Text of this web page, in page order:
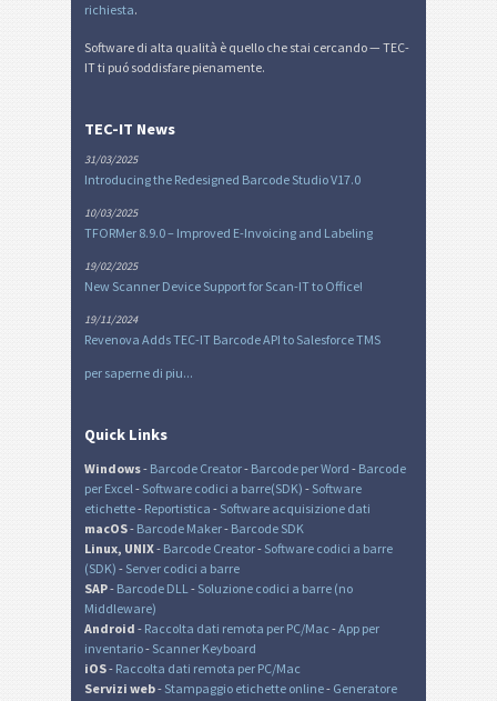
richiesta.
Software di alta qualità è quello che stai cercando — TEC-
IT ti puó soddisfare pienamente.
TEC-IT News
31/03/2025
Introducing the Redesigned Barcode Studio V17.0
10/03/2025
TFORMer 8.9.0 – Improved E-Invoicing and Labeling
19/02/2025
New Scanner Device Support for Scan-IT to Office!
19/11/2024
Revenova Adds TEC-IT Barcode API to Salesforce TMS
per saperne di piu...
Quick Links
Windows- Barcode Creator- Barcode per Word - Barcode
per Excel- Software codici a barre(SDK) - Software
etichette- Reportistica - Software acquisizione dati
macOS- Barcode Maker- Barcode SDK
Linux, UNIX- Barcode Creator- Software codici a barre
(SDK) - Server codici a barre
SAP- Barcode DLL- Soluzione codici a barre (no
Middleware)
Android - Raccolta dati remota per PC/Mac -App per
inventario- Scanner Keyboard
iOS- Raccolta dati remota per PC/Mac
Servizi web- Stampaggio etichette online- Generatore